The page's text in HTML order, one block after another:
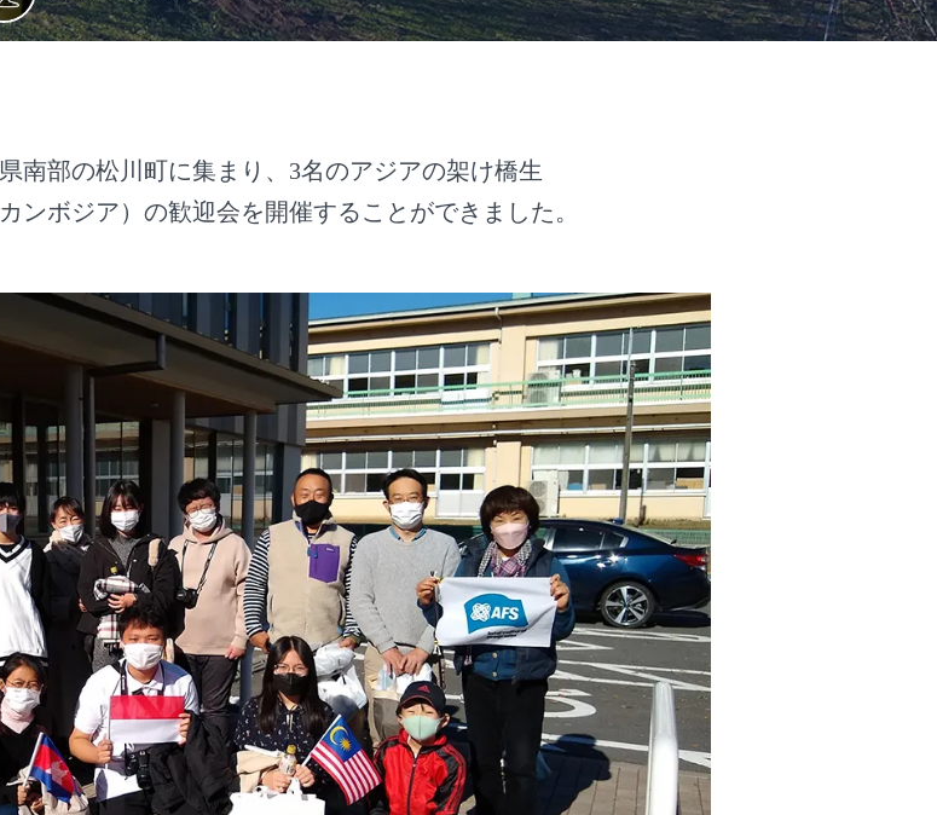
南部の松川町に集まり、3名のアジアの架け橋生
ンボジア）の歓迎会を開催することができました。